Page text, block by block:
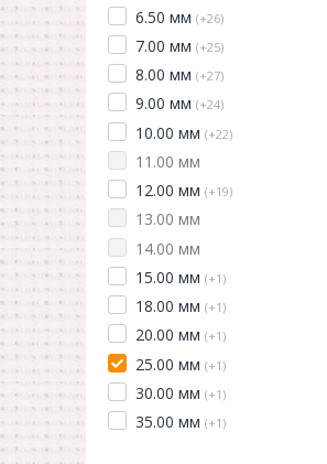
6.50 мм (+26)
7.00 мм (+25)
8.00 мм (+27)
9.00 мм (+24)
10.00 мм (+22)
11.00 мм
12.00 мм (+19)
13.00 мм
14.00 мм
15.00 мм (+1)
18.00 мм (+1)
20.00 мм (+1)
25.00 мм (+1)
30.00 мм (+1)
35.00 мм (+1)